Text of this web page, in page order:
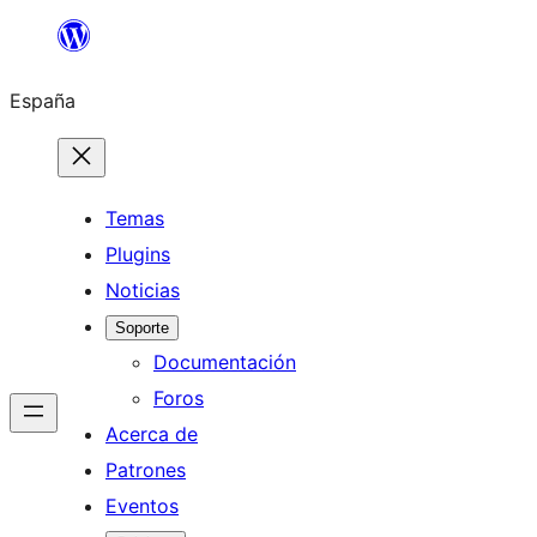
Saltar
contenido
España
Temas
Plugins
Noticias
Soporte
Documentación
Foros
Acerca de
Patrones
Eventos